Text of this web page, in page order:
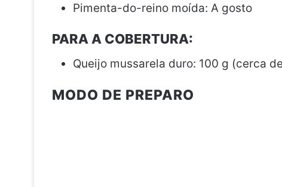
Pimenta-do-reino moída: A gosto
PARA A COBERTURA:
Queijo mussarela duro: 100 g (cerca
MODO DE PREPARO